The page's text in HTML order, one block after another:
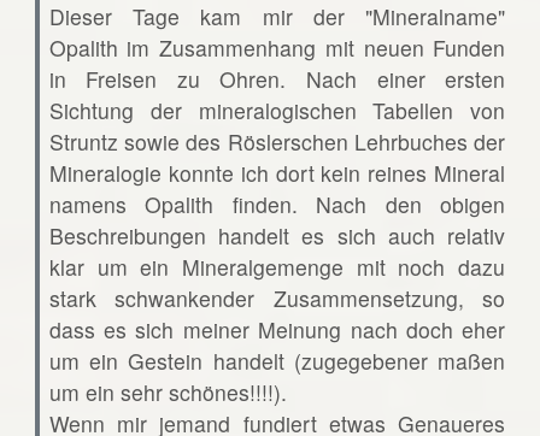
Dieser Tage kam mir der "Mineralname"
Opalith im Zusammenhang mit neuen Funden
in Freisen zu Ohren. Nach einer ersten
Sichtung der mineralogischen Tabellen von
Struntz sowie des Röslerschen Lehrbuches der
Mineralogie konnte ich dort kein reines Mineral
namens Opalith finden. Nach den obigen
Beschreibungen handelt es sich auch relativ
klar um ein Mineralgemenge mit noch dazu
stark schwankender Zusammensetzung, so
dass es sich meiner Meinung nach doch eher
um ein Gestein handelt (zugegebener maßen
um ein sehr schönes!!!!).
Wenn mir jemand fundiert etwas Genaueres